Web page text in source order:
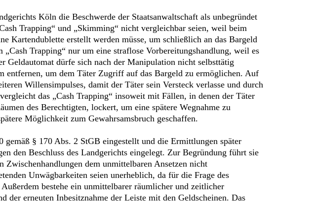
Köln die Beschwerde der Staatsanwaltschaft als unbegründet
Trapping“ und „Skimming“ nicht vergleichbar seien, weil beim
Kartendublette erstellt werden müsse, um schließlich an das Bargeld
Trapping“ nur um eine straflose Vorbereitungshandlung, weil es
Geldautomat dürfe sich nach der Manipulation nicht selbsttätig
entfernen, um dem Täter Zugriff auf das Bargeld zu ermöglichen. Auf
Willensimpulses, damit der Täter sein Versteck verlasse und durch
das „Cash Trapping“ insoweit mit Fällen, in denen der Täter
des Berechtigten, lockert, um eine spätere Wegnahme zu
Möglichkeit zum Gewahrsamsbruch geschaffen.
gemäß § 170 Abs. 2 StGB eingestellt und die Ermittlungen später
den Beschluss des Landgerichts eingelegt. Zur Begründung führt sie
Zwischenhandlungen dem unmittelbaren Ansetzen nicht
Unwägbarkeiten seien unerheblich, da für die Frage des
bestehe ein unmittelbarer räumlicher und zeitlicher
der erneuten Inbesitznahme der Leiste mit den Geldscheinen. Das